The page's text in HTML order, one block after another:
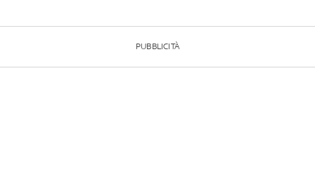
PUBBLICITÀ